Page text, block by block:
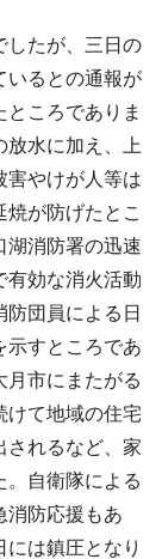
たが、三日の
いるとの通報が
ころでありま
放水に加え、上
害やけが人等は
が防げたとこ
湖消防署の迅速
有効な消火活動
団員による日
示すところであ
月市にまたがる
けて地域の住宅
されるなど、家
。自衛隊による
消防応援もあ
は鎮圧となり